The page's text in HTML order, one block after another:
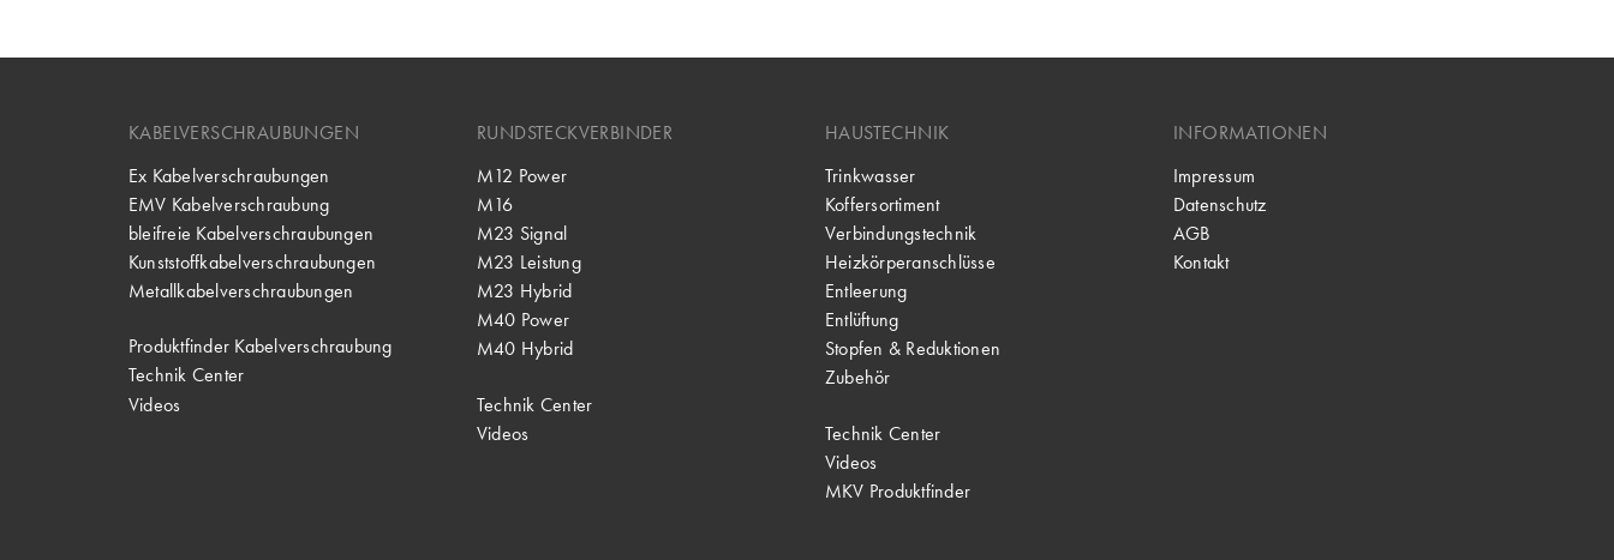
KABELVERSCHRAUBUNGEN
Ex Kabelverschraubungen
EMV Kabelverschraubung
bleifreie Kabelverschraubungen
Kunststoffkabelverschraubungen
Metallkabelverschraubungen
Produktfinder Kabelverschraubung
Technik Center
Videos
RUNDSTECKVERBINDER
M12 Power
M16
M23 Signal
M23 Leistung
M23 Hybrid
M40 Power
M40 Hybrid
Technik Center
Videos
HAUSTECHNIK
Trinkwasser
Koffersortiment
Verbindungstechnik
Heizkörperanschlüsse
Entleerung
Entlüftung
Stopfen & Reduktionen
Zubehör
Technik Center
Videos
MKV Produktfinder
INFORMATIONEN
Impressum
Datenschutz
AGB
Kontakt